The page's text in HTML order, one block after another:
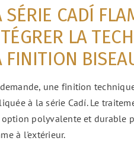
SÉRIE CADÍ
LA
FINITION
une finition
à la série Cadí. Le
option polyvalente et durable
à l'extérieur.